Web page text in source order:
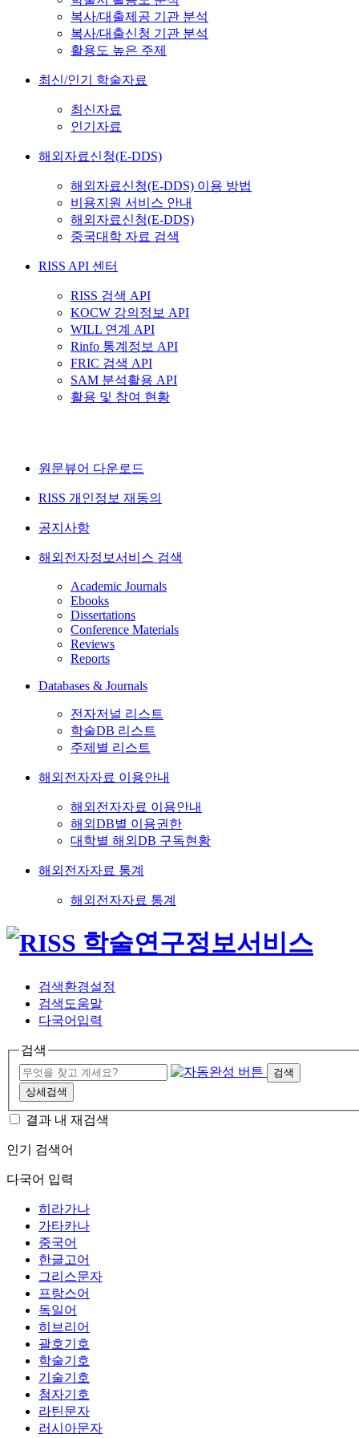
복사/대출제공 기관 분석
복사/대출신청 기관 분석
활용도 높은 주제
최신/인기 학술자료
최신자료
인기자료
해외자료신청(E-DDS)
해외자료신청(E-DDS) 이용 방법
비용지원 서비스 안내
해외자료신청(E-DDS)
중국대학 자료 검색
RISS API 센터
RISS 검색 API
KOCW 강의정보 API
WILL 연계 API
Rinfo 통계정보 API
FRIC 검색 API
SAM 분석활용 API
활용 및 참여 현황
원문뷰어 다운로드
RISS 개인정보 재동의
공지사항
해외전자정보서비스 검색
Academic Journals
Ebooks
Dissertations
Conference Materials
Reviews
Reports
Databases & Journals
전자저널 리스트
학술DB 리스트
주제별 리스트
해외전자자료 이용안내
해외전자자료 이용안내
해외DB별 이용권한
대학별 해외DB 구독현황
해외전자자료 통계
해외전자자료 통계
검색환경설정
검색도움말
다국어입력
검색
검색
상세검색
결과 내 재검색
인기 검색어
다국어 입력
히라가나
가타카나
중국어
한글고어
그리스문자
프랑스어
독일어
히브리어
괄호기호
학술기호
기술기호
첨자기호
라틴문자
러시아문자